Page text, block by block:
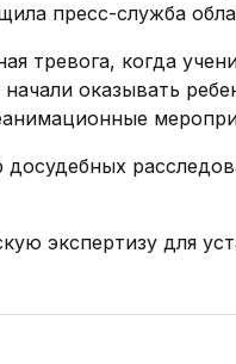
пресс-служба
тревога, когда
оказывать
экспертизу для